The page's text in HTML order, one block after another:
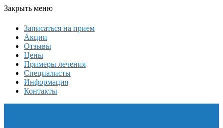
Закрыть меню
Записаться на прием
Акции
Отзывы
Цены
Примеры лечения
Специалисты
Информация
Контакты